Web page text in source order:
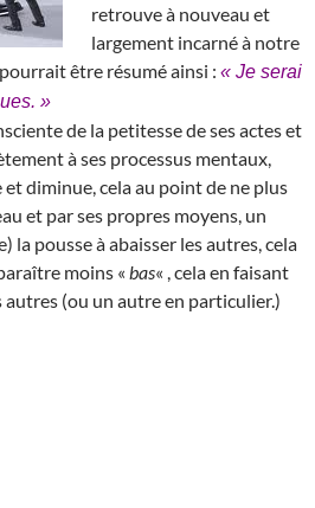
retrouve à nouveau et
largement incarné à notre
être résumé ainsi : « Je serai
»
de la petitesse de ses actes et
à ses processus mentaux,
et diminue, cela au point de ne plus
et par ses propres moyens, un
la pousse à abaisser les autres, cela
moins « bas« , cela en faisant
autres (ou un autre en particulier.)